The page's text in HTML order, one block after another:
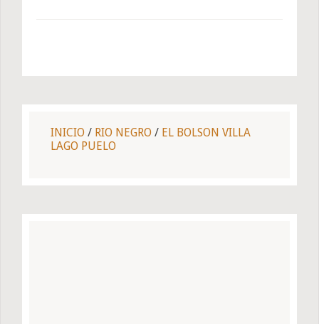
INICIO / RIO NEGRO / EL BOLSON VILLA
LAGO PUELO